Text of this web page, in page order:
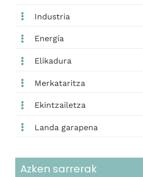
Industria
Energía
Elikadura
Merkataritza
Ekintzailetza
Landa garapena
Azken sarrerak